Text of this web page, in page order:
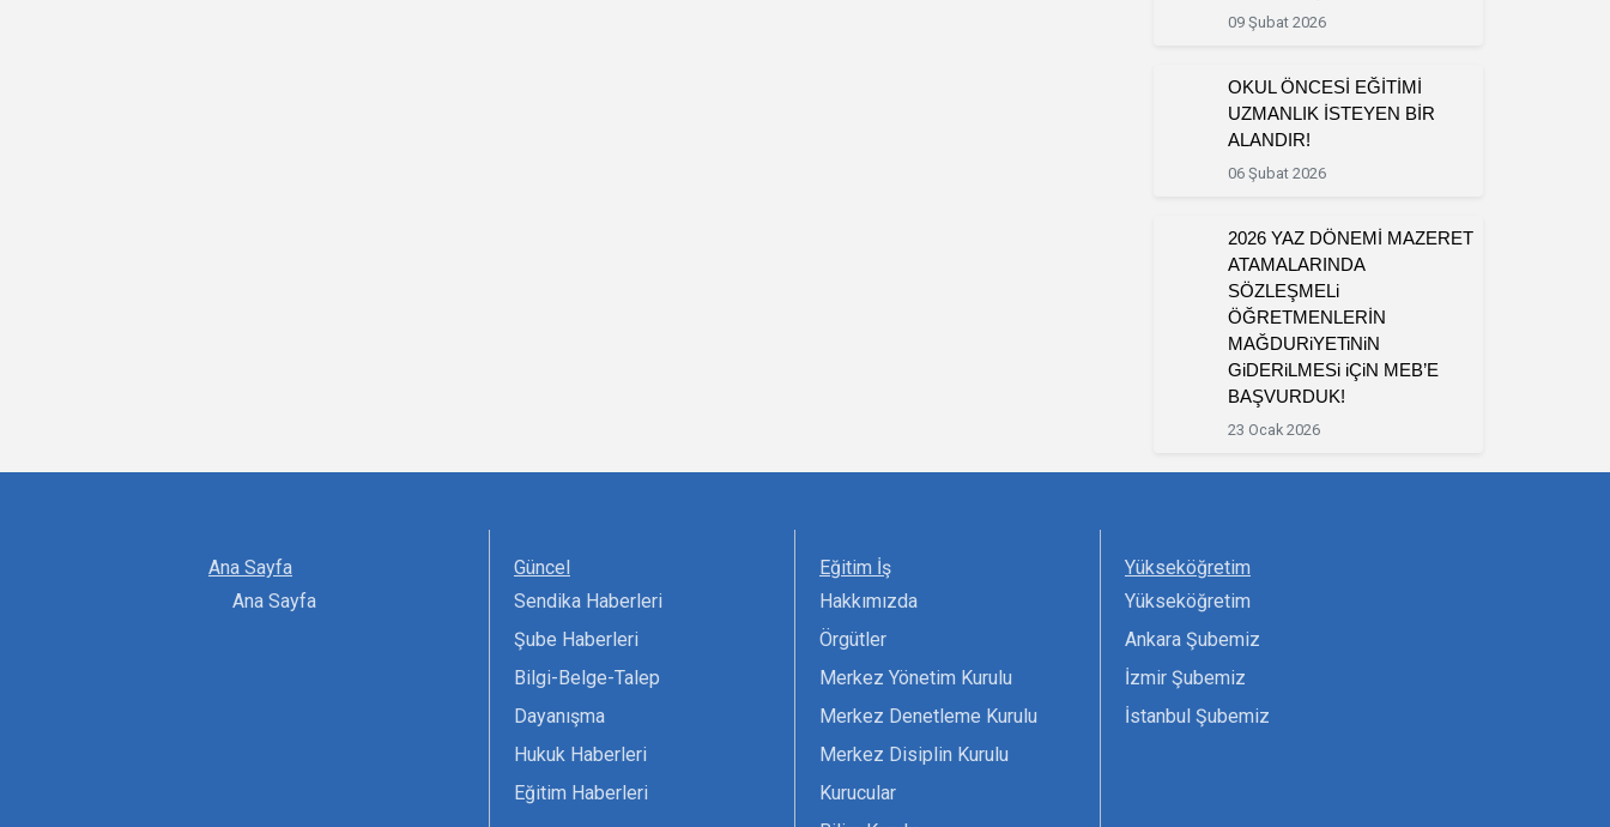
09 Şubat 2026
OKUL ÖNCESİ EĞİTİMİ
UZMANLIK İSTEYEN BİR
ALANDIR!
06 Şubat 2026
2026 YAZ DÖNEMİ MAZERET
ATAMALARINDA
SÖZLEŞMELi
ÖĞRETMENLERİN
MAĞDURiYETiNiN
GiDERiLMESi iÇiN MEB’E
BAŞVURDUK!
23 Ocak 2026
Ana Sayfa
Ana Sayfa
Güncel
Sendika Haberleri
Şube Haberleri
Bilgi-Belge-Talep
Dayanışma
Hukuk Haberleri
Eğitim Haberleri
Eğitim İş
Hakkımızda
Örgütler
Merkez Yönetim Kurulu
Merkez Denetleme Kurulu
Merkez Disiplin Kurulu
Kurucular
Yükseköğretim
Yükseköğretim
Ankara Şubemiz
İzmir Şubemiz
İstanbul Şubemiz